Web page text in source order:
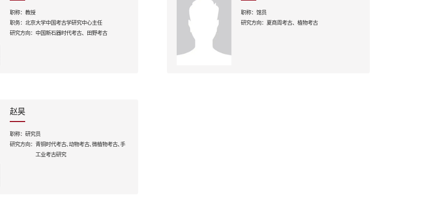
职称： 教授
职务： 北京大学中国考古学研究中心主任
研究方向：
中国新石器时代考古、田野考古
职称：馆员
研究方向：夏商周考古、植物考古
赵昊
职称： 研究员
研究方向： 青铜时代考古､动物考古､微植物考古､手
工业考古研究